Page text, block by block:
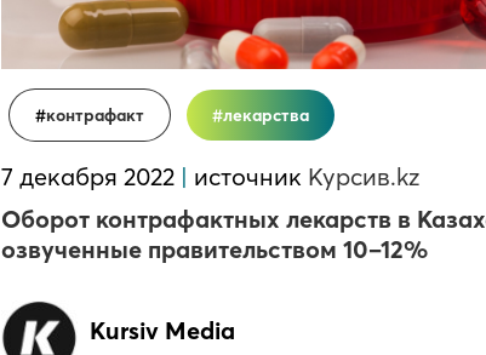
контрафакт лекарства
7 декабря 2022 | источник Курсив.kz
Kursiv Media
Оборот контрафактных лекарств в
озвученные правительством 10–12%